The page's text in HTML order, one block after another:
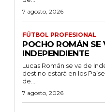
7 agosto, 2026
FÚTBOL PROFESIONAL
POCHO ROMÁN SE
INDEPENDIENTE
Lucas Román se va de
destino estará en los Países Bajos.
de...
7 agosto, 2026